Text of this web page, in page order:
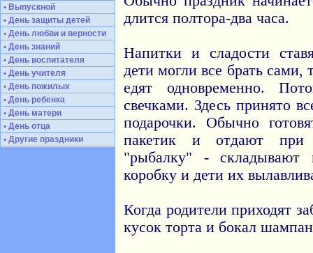
• Выпускной
• День защиты детей
• День любви и верности
• День знаний
• День воспитателя
• День учителя
• День пожилых
• День ребенка
• День матери
• День отца
• Другие праздники
длится полтора-два часа.
Напитки и сладости
дети могли все брать
едят одновременно.
свечками. Здесь принято
подарочки. Обычно
пакетик и отдают при
"рыбалку" - складывают
коробку и дети их
Когда родители приходят
кусок торта и бокал